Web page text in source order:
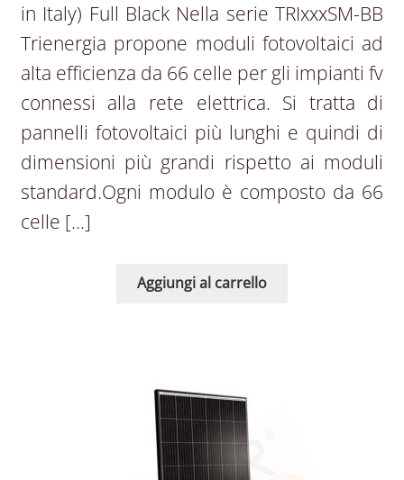
in Italy) Full Black Nella serie TRIxxxSM-BB
Trienergia propone moduli fotovoltaici ad
alta efficienza da 66 celle per gli impianti fv
connessi alla rete elettrica. Si tratta di
pannelli fotovoltaici più lunghi e quindi di
dimensioni più grandi rispetto ai moduli
standard.Ogni modulo è composto da 66
celle […]
Aggiungi al carrello